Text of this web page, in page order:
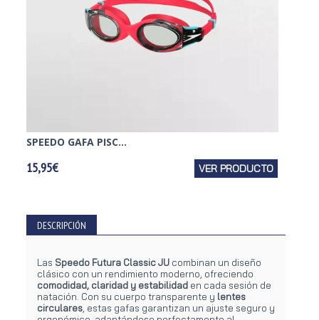
SPEEDO GAFA PISC...
15,95€ VER PRODUCTO
DESCRIPCIÓN
Las Speedo Futura Classic JU combinan un diseño
clásico con un rendimiento moderno, ofreciendo
comodidad, claridad y estabilidad en cada sesión de
natación. Con su cuerpo transparente y lentes
circulares , estas gafas garantizan un ajuste seguro y